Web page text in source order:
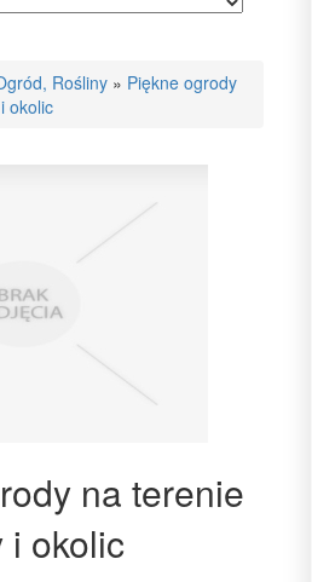
Rośliny » Piękne ogrody
okolic
na terenie
i okolic